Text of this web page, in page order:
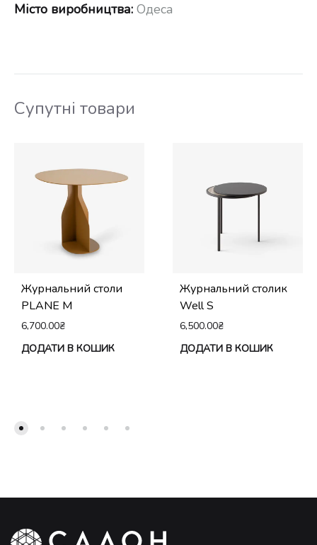
Місто виробництва: Одеса
Супутні товари
Журнальний столи
PLANE M
6,700.00₴
ДОДАТИ В КОШИК
Журнальний столик
Well S
6,500.00₴
ДОДАТИ В КОШИК